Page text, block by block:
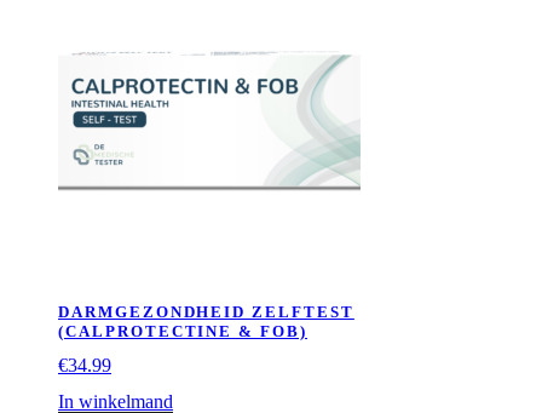
DARMGEZONDHEID ZELFTEST
(CALPROTECTINE & FOB)
€34.99
In winkelmand